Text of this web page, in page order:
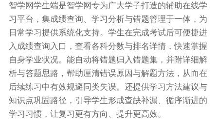
智学网学生端是智学网专为广大学子打造的辅助在线学
习平台，集成绩查询、学习分析与错题管理于一体，为
日常学习提供系统化支持。学生在完成考试后可便捷进
入成绩查询入口，查看各科分数与排名详情，快速掌握
自身学业状况。能自动将错题归入错题集，并附详细解
析与答题思路，帮助厘清错误原因与解题方法，从而在
后续练习中有效规避同类失误。还提供学习方法建议与
知识点巩固路径，引导学生形成查缺补漏、循序渐进的
学习习惯，让复习更有方向、提升更高效。